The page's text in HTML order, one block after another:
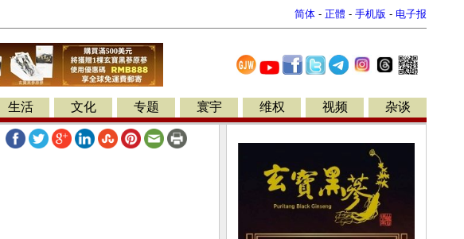
简体 - 正體 - 手机版 - 电子报
生活 文化 专题 寰宇 维权 视频 杂谈